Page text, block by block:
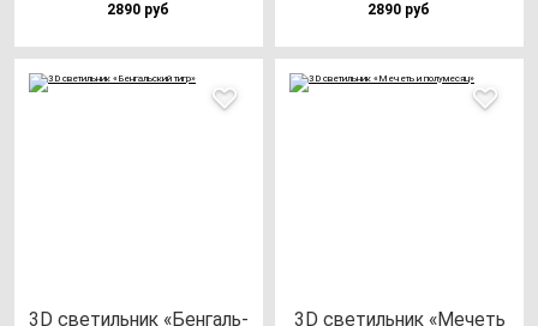
2890 руб 2890 руб
3D све­тиль­ник «Бен­галь­ 3D све­тиль­ник «Мечеть